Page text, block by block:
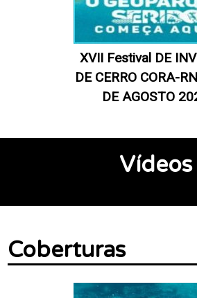
XVII Festival DE
DE CERRO CORA-
DE AGOSTO
Vídeos
Coberturas